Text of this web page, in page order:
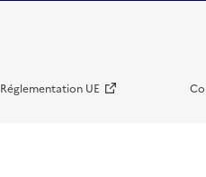
Réglementation UE